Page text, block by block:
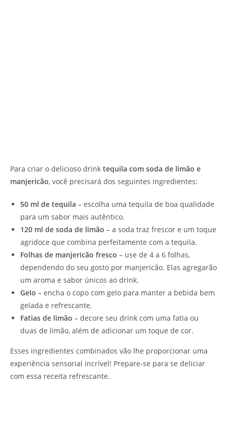
Para criar o delicioso drink tequila com soda de limão e
manjericão, você precisará dos seguintes ingredientes:
50 ml de tequila – escolha uma tequila de boa qualidade
para um sabor mais autêntico.
120 ml de soda de limão – a soda traz frescor e um toque
agridoce que combina perfeitamente com a tequila.
Folhas de manjericão fresco – use de 4 a 6 folhas,
dependendo do seu gosto por manjericão. Elas agregarão
um aroma e sabor únicos ao drink.
Gelo – encha o copo com gelo para manter a bebida bem
gelada e refrescante.
Fatias de limão – decore seu drink com uma fatia ou
duas de limão, além de adicionar um toque de cor.
Esses ingredientes combinados vão lhe proporcionar uma
experiência sensorial incrível! Prepare-se para se deliciar
com essa receita refrescante.